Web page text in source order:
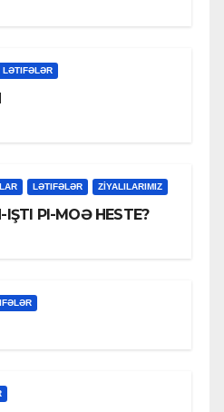
LƏTIFƏLƏR
LƏTIFƏLƏR ZİYALILARIMIZ
IŞTI PI-MOƏ HESTE?